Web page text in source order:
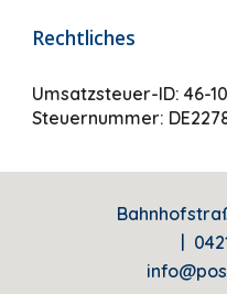
Rechtliches
Umsatzsteuer-ID: 46-
Steuernummer:
|